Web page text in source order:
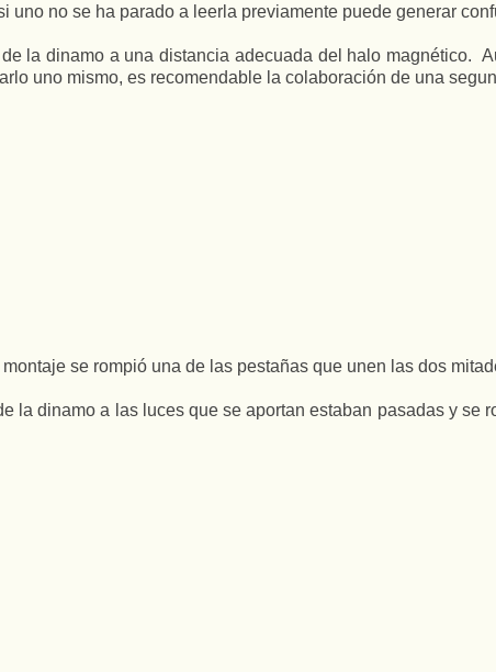
uno no se ha parado a leerla previamente puede generar
la dinamo a una distancia adecuada del halo magnético.
uno mismo, es recomendable la colaboración de una
se rompió una de las pestañas que unen las dos
la dinamo a las luces que se aportan estaban pasadas y se